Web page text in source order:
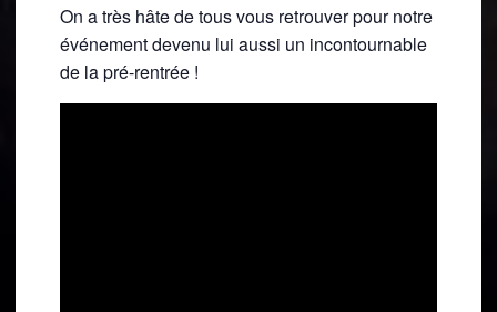
On a très hâte de tous vous retrouver pour notre
événement devenu lui aussi un incontournable
de la pré-rentrée !